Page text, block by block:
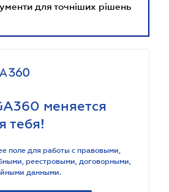
для точніших рішень
меняется
тебя!
поле для работы с правовыми,
реестровыми, договорными,
данными.